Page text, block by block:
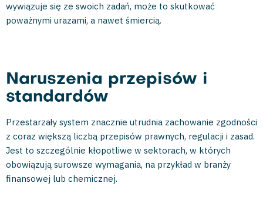
wywiązuje się ze swoich zadań, może to skutkować
poważnymi urazami, a nawet śmiercią.
Naruszenia przepisów i
standardów
Przestarzały system znacznie utrudnia zachowanie zgodności
z coraz większą liczbą przepisów prawnych, regulacji i zasad.
Jest to szczególnie kłopotliwe w sektorach, w których
obowiązują surowsze wymagania, na przykład w branży
finansowej lub chemicznej.